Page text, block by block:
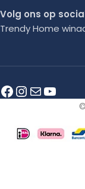
Volg ons op
Trendy Home